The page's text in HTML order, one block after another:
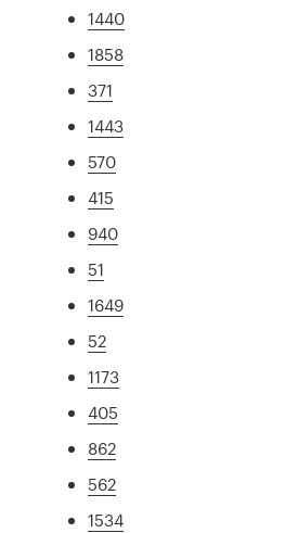
1440
1858
371
1443
570
415
940
51
1649
52
1173
405
862
562
1534